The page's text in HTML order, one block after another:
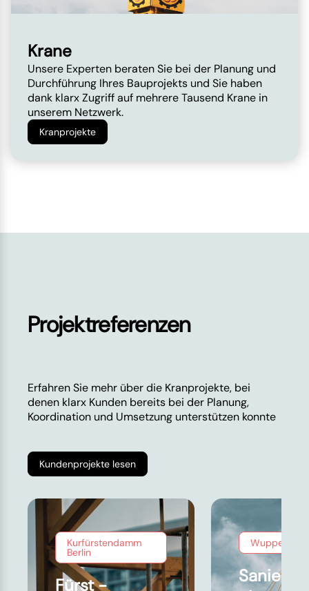
Krane
Unsere Experten beraten Sie bei der Planung und
Durchführung Ihres Bauprojekts und Sie haben
dank klarx Zugriff auf mehrere Tausend Krane in
unserem Netzwerk.
Kranprojekte
Projektreferenzen
Erfahren Sie mehr über die Kranprojekte, bei
denen klarx Kunden bereits bei der Planung,
Koordination und Umsetzung unterstützen konnte
Kundenprojekte lesen
Kurfürstendamm
Berlin
Fürst -
Wuppertal